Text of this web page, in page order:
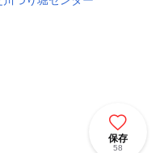
保存
58